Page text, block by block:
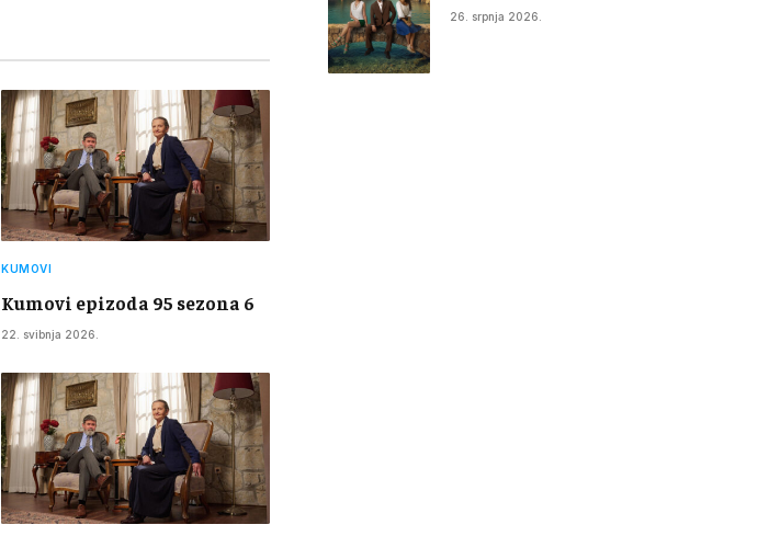
KUMOVI
Kumovi epizoda 95 sezona 6
22. svibnja 2026.
26. srpnja 2026.